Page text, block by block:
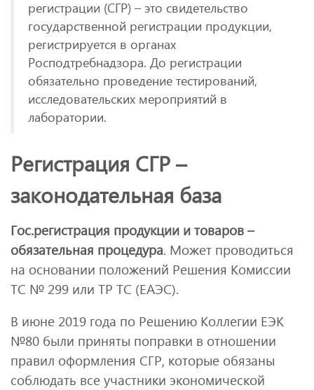
регистрации (СГР) – это свидетельство
государственной регистрации продукции,
регистрируется в органах
Росподтребнадзора. До регистрации
обязательно проведение тестирований,
исследовательских мероприятий в
лаборатории.
Регистрация СГР –
законодательная база
Гос.регистрация продукции и товаров –
обязательная процедура. Может проводиться
на основании положений Решения Комиссии
ТС № 299 или ТР ТС (ЕАЭС).
В июне 2019 года по Решению Коллегии ЕЭК
№80 были приняты поправки в отношении
правил оформления СГР, которые обязаны
соблюдать все участники экономической